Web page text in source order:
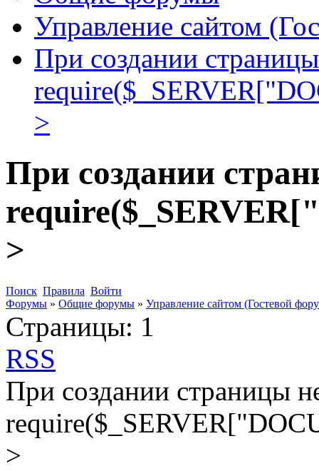
Управление сайтом
При создании
>
При создании
>
Поиск Правила Войти
Форумы » Общие форумы » Управление сайтом (Гостевой
Страницы: 1
RSS
При создании страницы
>